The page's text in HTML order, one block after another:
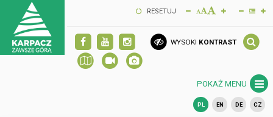
RESETUJ
WYSOKI KONTRAST
POKAŻ MENU
PL EN DE CZ